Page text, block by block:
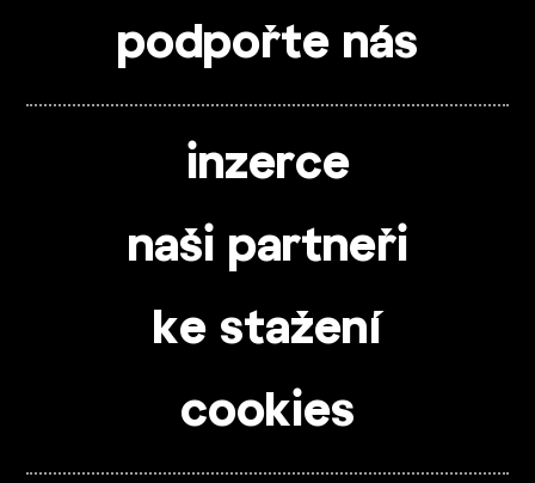
podpořte nás
inzerce
naši partneři
ke stažení
cookies